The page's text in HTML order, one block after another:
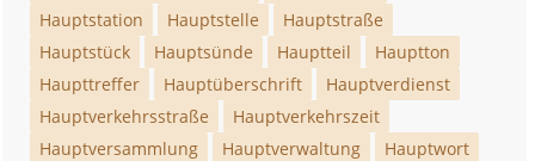
Hauptstation
Hauptstelle
Hauptstraße
Hauptstück
Hauptsünde Hauptteil
Hauptton
Haupttreffer
Hauptüberschrift
Hauptverdienst
Hauptverkehrsstraße
Hauptverkehrszeit
Hauptversammlung
Hauptverwaltung
Hauptwort